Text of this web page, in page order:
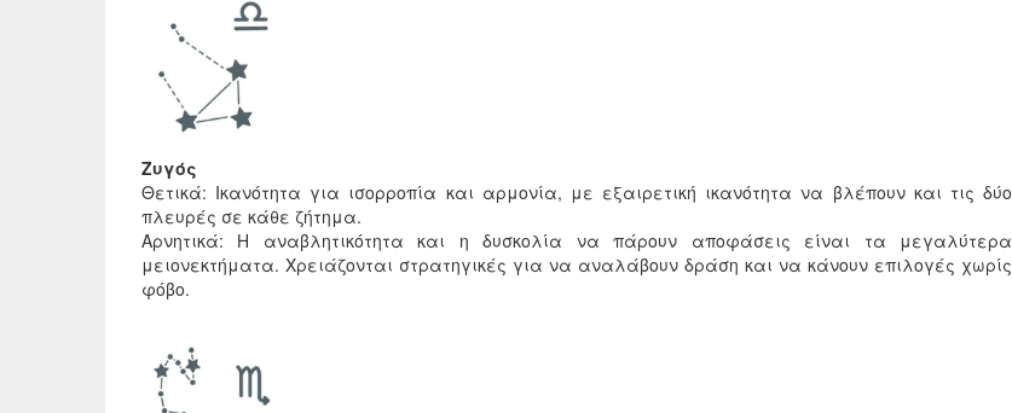
Ζυγός
Θετικά: Ικανότητα για ισορροπία και αρμονία, με εξαιρετική ικανότητα να βλέπουν και τις δύο
πλευρές σε κάθε ζήτημα.
Αρνητικά: Η αναβλητικότητα και η δυσκολία να πάρουν αποφάσεις είναι τα μεγαλύτερα
μειονεκτήματα. Χρειάζονται στρατηγικές για να αναλάβουν δράση και να κάνουν επιλογές χωρίς
φόβο.